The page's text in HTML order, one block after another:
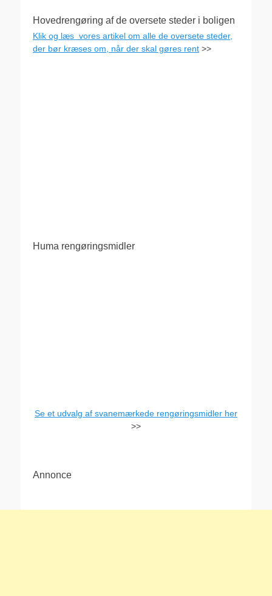
Hovedrengøring af de oversete steder i boligen
Klik og læs vores artikel om alle de oversete steder,
der bør kræses om, når der skal gøres rent >>
Huma rengøringsmidler
Se et udvalg af svanemærkede rengøringsmidler her
>>
Annonce